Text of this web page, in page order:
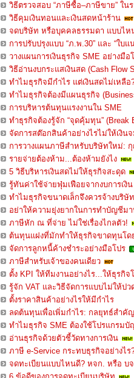
วิธีตรวจสอบ “ภาษีซื้อ–ภาษีขาย” ใน
วิธีคุมเงินทอนและเงินสดหน้าร้าน
จดบริษัท หรือบุคคลธรรมดา แบบไห
การปรับปรุงแบบ “ภ.พ.30” และ “ใบ
วางแผนการเงินธุรกิจ SME อย่างมือ
วิธีอ่านงบกระแสเงินสด (Cash Flow
ทำไมธุรกิจมีกำไร แต่เงินสดไม่เหลือ
ทำไมธุรกิจต้องมีแผนธุรกิจ
การบริหารต้นทุนแรงงานใน SME
ทำธุรกิจต้องรู้จัก “จุดคุ้มทุน” (Break
จัดการสต๊อกสินค้าอย่างไรไม่ให้เงิน
การวางแผนภาษีสำหรับบริษัทใหม่:
รายจ่ายต้องห้าม...ต้องห้ามยังไง
5 วิธีบริหารเงินสดไม่ให้ธุรกิจสะดุด
รู้ทันค่าใช้จ่ายฟุ่มเฟือยจากงบการเงิน
ทำไมธุรกิจขนาดเล็กจึงควรจ้างบริ
อย่าให้ความยุ่งยากในการทำบัญชีม
ภาษีหัก ณ ที่จ่าย ไม่ใช่เรื่องไกลตัว!
ต้นทุนแฝงที่มักทำให้ธุรกิจขาดทุนโด
จัดการลูกหนี้ค้างชำระอย่างมือโปร
ภาษีสำหรับเจ้าของคนเดียว
ตั้ง KPI ให้ทีมงานอย่างไร...ให้ธุรกิจ
รู้จัก VAT และวิธีจัดการแบบไม่ให้ปว
ตั้งราคาสินค้าอย่างไรให้มีกำไร
ลดต้นทุนเพื่อเพิ่มกำไร: กลยุทธ์สำคั
ทำไมธุรกิจ SME ต้องใช้โปรแกรมบั
อ่านธุรกิจด้วยตัวชี้วัดทางการเงิน
ภาษี e-Service กระทบธุรกิจอย่างไร
จดทะเบียนแบบไหนดี? หจก. หรือ บ